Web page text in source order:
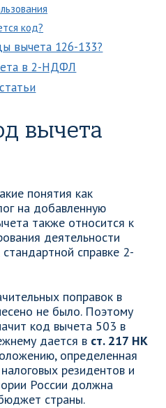
код?
вычета 126-133?
в 2-НДФЛ
вычета
понятия как
на добавленную
также относится к
деятельности
справке 2-
поправок в
не было. Поэтому
код вычета 503 в
дается в ст. 217 НК
определенная
резидентов и
России должна
страны.